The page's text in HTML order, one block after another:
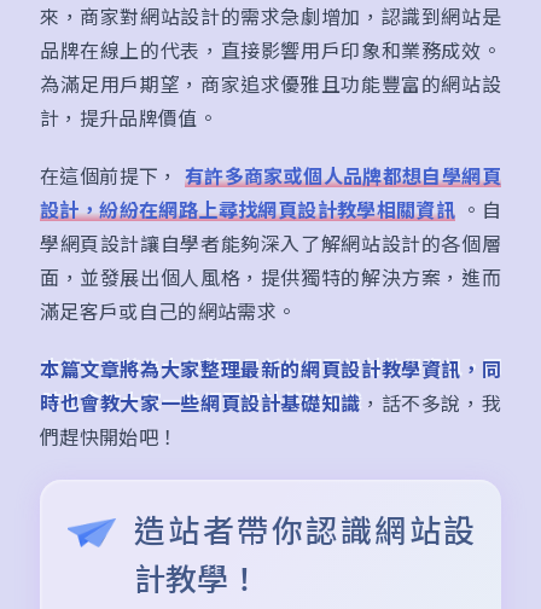
來，商家對網站設計的需求急劇增加，認識到網站是
品牌在線上的代表，直接影響用戶印象和業務成效。
為滿足用戶期望，商家追求優雅且功能豐富的網站設
計，提升品牌價值。
在這個前提下， 有許多商家或個人品牌都想自學網頁
設計，紛紛在網路上尋找網頁設計教學相關資訊 。自
學網頁設計讓自學者能夠深入了解網站設計的各個層
面，並發展出個人風格，提供獨特的解決方案，進而
滿足客戶或自己的網站需求。
本篇文章將為大家整理最新的網頁設計教學資訊，同
時也會教大家一些網頁設計基礎知識，話不多說，我
們趕快開始吧！
造站者帶你認識網站設
計教學！